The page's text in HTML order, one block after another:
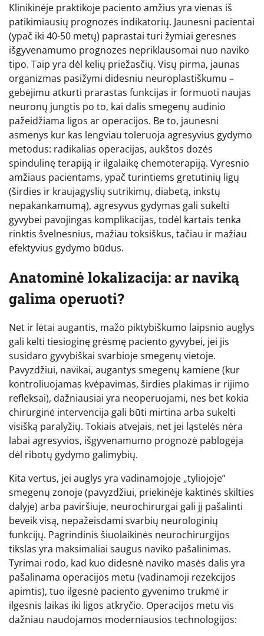
Klinikinėje praktikoje paciento amžius yra vienas iš
patikimiausių prognozės indikatorių. Jaunesni pacientai
(ypač iki 40-50 metų) paprastai turi žymiai geresnes
išgyvenamumo prognozes nepriklausomai nuo naviko
tipo. Taip yra dėl kelių priežasčių. Visų pirma, jaunas
organizmas pasižymi didesniu neuroplastiškumu –
gebėjimu atkurti prarastas funkcijas ir formuoti naujas
neuronų jungtis po to, kai dalis smegenų audinio
pažeidžiama ligos ar operacijos. Be to, jaunesni
asmenys kur kas lengviau toleruoja agresyvius gydymo
metodus: radikalias operacijas, aukštos dozės
spindulinę terapiją ir ilgalaikę chemoterapiją. Vyresnio
amžiaus pacientams, ypač turintiems gretutinių ligų
(širdies ir kraujagyslių sutrikimų, diabetą, inkstų
nepakankamumą), agresyvus gydymas gali sukelti
gyvybei pavojingas komplikacijas, todėl kartais tenka
rinktis švelnesnius, mažiau toksiškus, tačiau ir mažiau
efektyvius gydymo būdus.
Anatominė lokalizacija: ar naviką
galima operuoti?
Net ir lėtai augantis, mažo piktybiškumo laipsnio auglys
gali kelti tiesioginę grėsmę paciento gyvybei, jei jis
susidaro gyvybiškai svarbioje smegenų vietoje.
Pavyzdžiui, navikai, augantys smegenų kamiene (kur
kontroliuojamas kvėpavimas, širdies plakimas ir rijimo
refleksai), dažniausiai yra neoperuojami, nes bet kokia
chirurginė intervencija gali būti mirtina arba sukelti
visišką paralyžių. Tokiais atvejais, net jei ląstelės nėra
labai agresyvios, išgyvenamumo prognozė pablogėja
dėl ribotų gydymo galimybių.
Kita vertus, jei auglys yra vadinamojoje „tyliojoje”
smegenų zonoje (pavyzdžiui, priekinėje kaktinės skilties
dalyje) arba paviršiuje, neurochirurgai gali jį pašalinti
beveik visą, nepažeisdami svarbių neurologinių
funkcijų. Pagrindinis šiuolaikinės neurochirurgijos
tikslas yra maksimaliai saugus naviko pašalinimas.
Tyrimai rodo, kad kuo didesnė naviko masės dalis yra
pašalinama operacijos metu (vadinamoji rezekcijos
apimtis), tuo ilgesnė paciento gyvenimo trukmė ir
ilgesnis laikas iki ligos atkryčio. Operacijos metu vis
dažniau naudojamos moderniausios technologijos: